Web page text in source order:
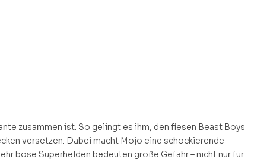
zusammen ist. So gelingt es ihm, den fiesen Beast Boys
versetzen. Dabei macht Mojo eine schockierende
böse Superhelden bedeuten große Gefahr – nicht nur für